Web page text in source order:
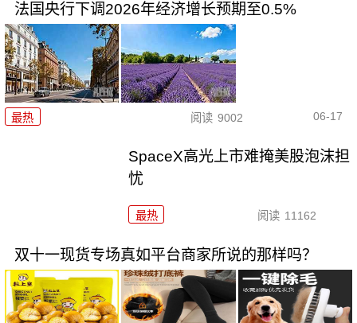
法国央行下调2026年经济增长预期至0.5%
最热 阅读 9002 06-17
SpaceX高光上市难掩美股泡沫担
忧
最热 阅读 11162
双十一现货专场真如平台商家所说的那样吗？